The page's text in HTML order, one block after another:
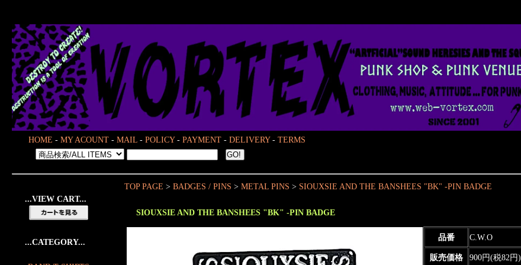
HOME - MY ACOUNT - MAIL - POLICY- PAYMENT - DELIVERY- TERMS
...VIEW CART...
...CATEGORY...
TOP PAGE > BADGES / PINS > METAL PINS > SIOUXSIE AND THE BANSHEES "BK" -PIN BADGE
SIOUXSIE AND THE BANSHEES "BK" -PIN BADGE
品番 C.W.O
販売価格 900円(税82円)